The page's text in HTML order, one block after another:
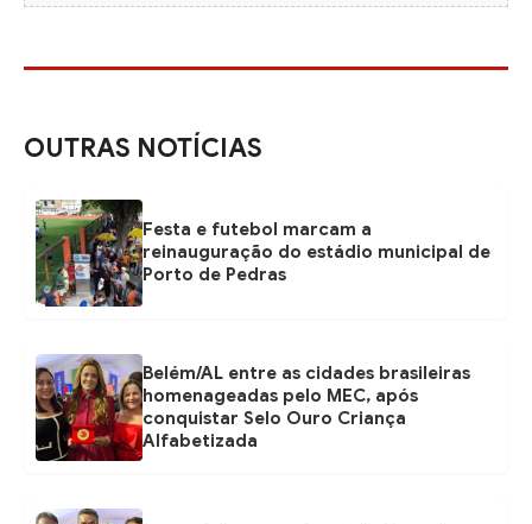
OUTRAS NOTÍCIAS
Festa e futebol marcam a
reinauguração do estádio municipal de
Porto de Pedras
Belém/AL entre as cidades brasileiras
homenageadas pelo MEC, após
conquistar Selo Ouro Criança
Alfabetizada